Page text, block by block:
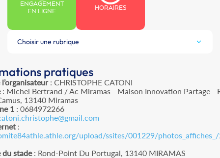
ENGAGEMENT
EN LIGNE
HORAIRES
Choisir une rubrique
pratiques
: CHRISTOPHE CATONI
: Michel Bertrand / Ac Miramas - Maison Innovation Partage -
13140 Miramas
1: 0684972266
:
upload/ssites/001229/
du stade: Rond-Point Du Portugal, 13140 MIRAMAS